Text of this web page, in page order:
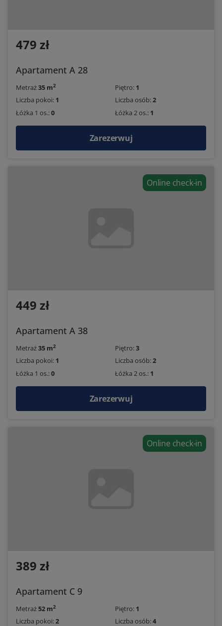
479 zł
Apartament A 28
Metraż35 m2 Piętro: 1
Liczba pokoi: 1 Liczba osób:2
Łóżka 1 os.:0 Łóżka 2 os.: 1
Zarezerwuj
Online check-in
449 zł
Apartament A 38
Metraż35 m2 Piętro:3
Liczba pokoi: 1 Liczba osób:2
Łóżka 1 os.:0 Łóżka 2 os.: 1
Zarezerwuj
Online check-in
389 zł
Apartament C 9
Metraż52 m2 Piętro: 1
Liczba pokoi:2 Liczba osób:4